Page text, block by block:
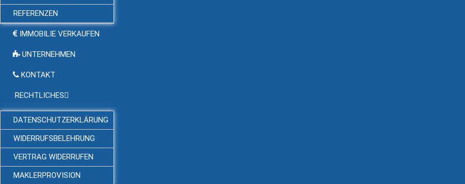
REFERENZEN
IMMOBILIE VERKAUFEN
UNTERNEHMEN
KONTAKT
RECHTLICHES
DATENSCHUTZERKLÄRUNG
WIDERRUFSBELEHRUNG
VERTRAG WIDERRUFEN
MAKLERPROVISION